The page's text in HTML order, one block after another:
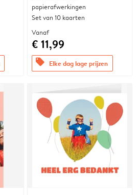
papierafwerkingen
Set van 10 kaarten
Vanaf
€ 11,99
offers Elke dag lage prijzen